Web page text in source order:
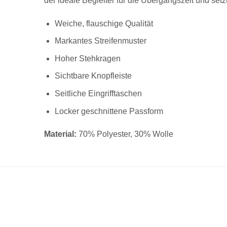
Weiche, flauschige Qualität
Markantes Streifenmuster
Hoher Stehkragen
Sichtbare Knopfleiste
Seitliche Eingrifftaschen
Locker geschnittene Passform
Material: 70% Polyester, 30% Wolle